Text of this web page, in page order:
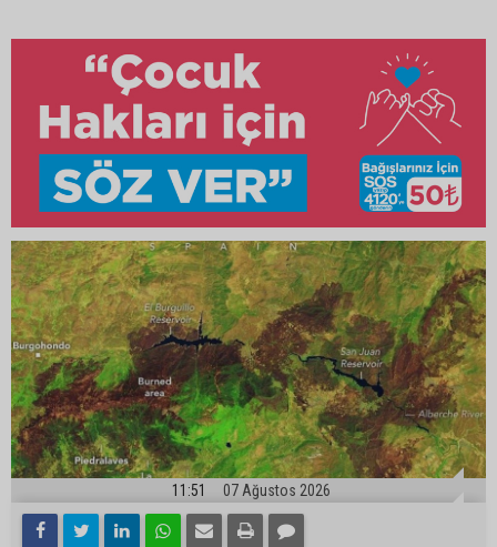
11:51 07 Ağustos 2026